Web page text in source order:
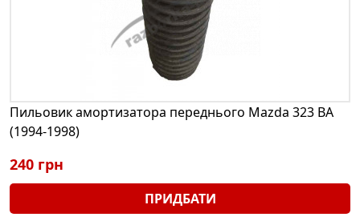
Пильовик амортизатора переднього Mazda 323 BA
(1994-1998)
240 грн
ПРИДБАТИ